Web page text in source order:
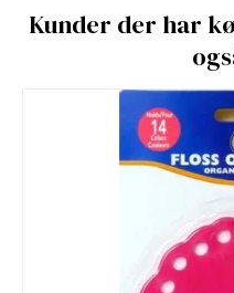
Kunder der har